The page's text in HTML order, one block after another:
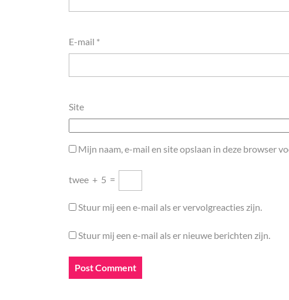
E-mail *
Site
Mijn naam, e-mail en site opslaan in deze browser
twee + 5 =
Stuur mij een e-mail als er vervolgreacties zijn.
Stuur mij een e-mail als er nieuwe berichten zijn.